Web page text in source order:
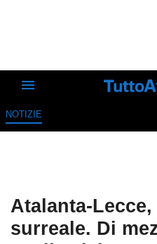
NOTIZIE
Atalanta-
surreale. Di